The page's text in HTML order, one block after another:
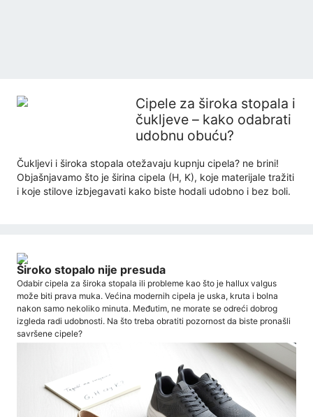
Cipele za široka stopala i
čukljeve – kako odabrati
udobnu obuću?
Čukljevi i široka stopala otežavaju kupnju cipela? ne brini!
Objašnjavamo što je širina cipela (H, K), koje materijale tražiti
i koje stilove izbjegavati kako biste hodali udobno i bez boli.
Široko stopalo nije presuda
Odabir cipela za široka stopala ili probleme kao što je hallux valgus
može biti prava muka. Većina modernih cipela je uska, kruta i bolna
nakon samo nekoliko minuta. Međutim, ne morate se odreći dobrog
izgleda radi udobnosti. Na što treba obratiti pozornost da biste pronašli
savršene cipele?